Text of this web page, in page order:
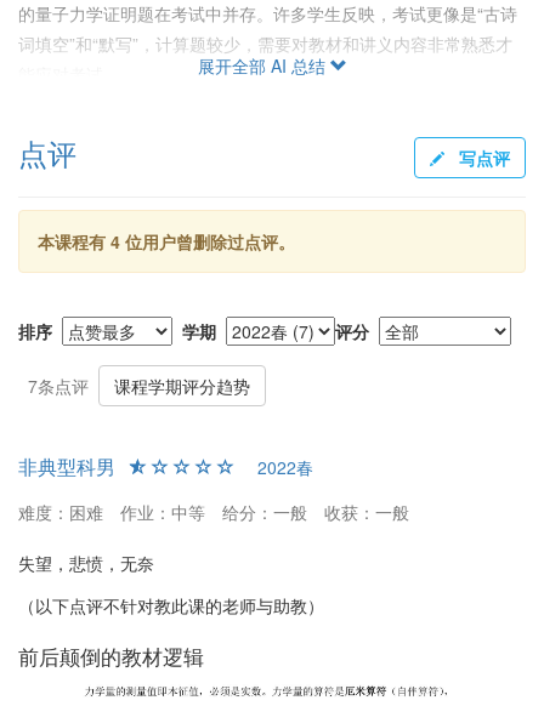
的量子力学证明题在考试中并存。许多学生反映，考试更像是“古诗
词填空”和“默写”，计算题较少，需要对教材和讲义内容非常熟悉才
题。作业题目难度较大，但有助于理解和复习。部分学生认为线性
代数的知识对理解课程内容有所帮助，但课程本身对其他物理基础
要求不高。
给分
大部分学生的得分与自己的预期相比较为吻合，但要取得高绩点较
为困难。一些学生反映评分严格，另外一些则认为相对宽松，根据
不同的视角，学生对评分的接受度有不同的反馈。
总体而言，任希锋和李海欧老师的量子物理课程具有较高的挑战
性，课程内容复杂且密集。尽管部分学生认为课程在学术上有所收
获，许多学生仍为课上内容的理解和考试的准备感到吃力，且教材
学生提前复习相关基础知识，尤其是线性代数并做好充分的心理准
备。如果你有较强的自学能力和应对高强度内容的准备，这门课会
建议慎重考虑。
展开全部 AI 总结
点评 写点评
本课程有 4 位用户曾删除过点评。
排序 学期 评分
7条点评 课程学期评分趋势
非典型科男
2022春
难度：困难
作业：中等 给分：一般 收获：一般
失望，悲愤，无奈
（以下点评不针对教此课的老师与助教）
​​前后颠倒的教材逻辑